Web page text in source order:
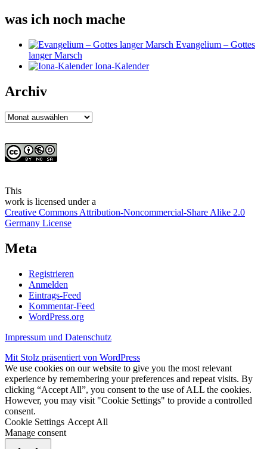
was ich noch mache
Evangelium – Gottes
langer Marsch
Iona-Kalender
Archiv
Archiv
This
work is licensed under a
Creative Commons Attribution-Noncommercial-Share Alike 2.0
Germany License
Meta
Registrieren
Anmelden
Eintrags-Feed
Kommentar-Feed
WordPress.org
Impressum und Datenschutz
Mit Stolz präsentiert von WordPress
We use cookies on our website to give you the most relevant
experience by remembering your preferences and repeat visits. By
clicking “Accept All”, you consent to the use of ALL the cookies.
However, you may visit "Cookie Settings" to provide a controlled
consent.
Cookie Settings Accept All
Manage consent